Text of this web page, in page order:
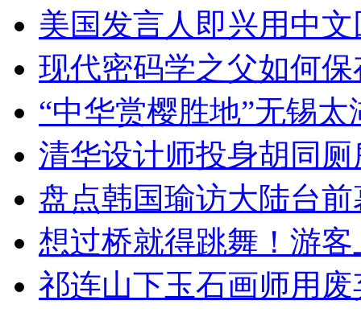
美国发言人即兴用中
现代密码学之父如何
“中华赏樱胜地”无锡
清华设计师投身胡同
盘点韩国瑜访大陆台
想过桥就得跳舞！游客
祁连山下玉石画师用